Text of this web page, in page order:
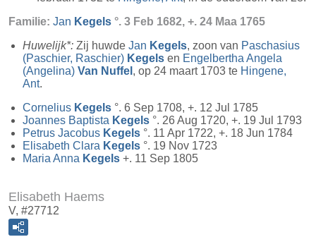
Familie: Jan Kegels °. 3 Feb 1682, +. 24 Maa 1765
Huwelijk*: Zij huwde Jan Kegels, zoon van Paschasius
(Paschier, Raschier) Kegels en Engelbertha Angela
(Angelina) Van Nuffel , op 24 maart 1703 te Hingene,
Ant.
Cornelius Kegels °. 6 Sep 1708, +. 12 Jul 1785
Joannes Baptista Kegels °. 26 Aug 1720, +. 19 Jul 1793
Petrus Jacobus Kegels °. 11 Apr 1722, +. 18 Jun 1784
Elisabeth Clara Kegels °. 19 Nov 1723
Maria Anna Kegels +. 11 Sep 1805
Elisabeth Haems
V, #27712